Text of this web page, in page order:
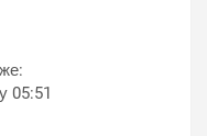
05:51